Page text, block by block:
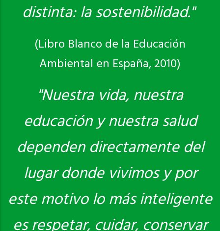
distinta: la sostenibilidad."
(Libro Blanco de la Educación
Ambiental en España, 2010)
"Nuestra vida, nuestra
educación y nuestra salud
dependen directamente del
lugar donde vivimos y por
este motivo lo más inteligente
es respetar, cuidar, conservar